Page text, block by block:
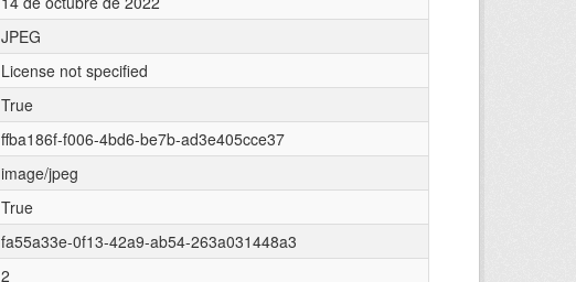
JPEG
License not specified
True
ffba186f-f006-4bd6-be7b-ad3e405cce37
image/jpeg
True
fa55a33e-0f13-42a9-ab54-263a031448a3
2